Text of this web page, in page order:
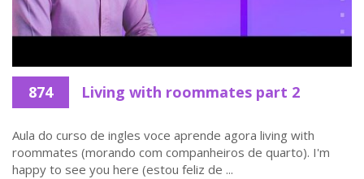
874 Living with roommates part 2
Aula do curso de ingles voce aprende agora living with
roommates (morando com companheiros de quarto). I'm
happy to see you here (estou feliz de ...